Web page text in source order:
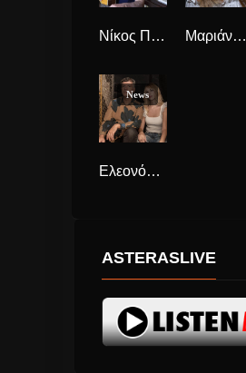
Νίκος Πορτοκάλογλου Νέο Άλμπουμ “Ανάμεσα” Μαριάννα Ζάχου Νέο Τραγούδι ” Αν Μετρηθούμε”
News
Ελεονόρα Μανόνα παρουσιάζει το πρώτο της single ΄Ένα τραγούδι για τ’ αστέρια” μαζί με τον Φοίβο Δεληβοριά
ASTERASLIVE